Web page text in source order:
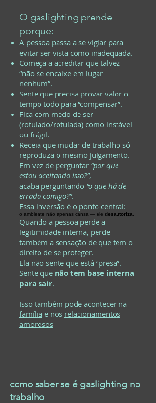
O gaslighting prende
porque:
A pessoa passa a se vigiar para
evitar ser vista como inadequada.
Começa a acreditar que talvez
“não se encaixe em lugar
nenhum”.
Sente que precisa provar valor o
tempo todo para “compensar”.
Fica com medo de ser
(rotulado/rotulada) como instável
ou frágil.
Receia que mudar de trabalho só
reproduza o mesmo julgamento.
Em vez de perguntar “por que
estou aceitando isso?”,
acaba perguntando “o que há de
errado comigo?”.
Essa inversão é o ponto central:
o ambiente não apenas cansa — ele desautoriza
Quando a pessoa perde a
legitimidade interna, perde
também a sensação de que tem o
direito de se proteger.
Ela não sente que está “presa”.
Sente que não tem base interna
para sair.
Isso também pode acontecer na
família e nos relacionamentos
amorosos
como saber se é gaslighting no
trabalho